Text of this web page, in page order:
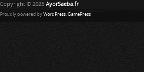
Copyright © 2026 AyorSaeba.fr
Proudly powered by WordPress. GamePress